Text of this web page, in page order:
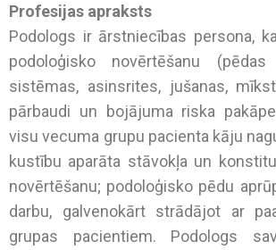
Profesijas apraksts
Podologs ir ārstniecības persona,
podoloģisko novērtēšanu
sistēmas, asinsrites, jušanas,
pārbaudi un bojājuma riska
visu vecuma grupu pacienta kāju
kustību aparāta stāvokļa un
novērtēšanu; podoloģisko pēdu
darbu, galvenokārt strādājot ar
grupas pacientiem. Podologs